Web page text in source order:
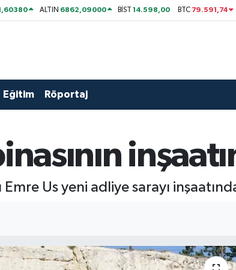
ALTIN 6862,09000 BİST14.598,00 BTC 79.591,74
Eğitim Röportaj
Emre Us yeni adliye sarayı